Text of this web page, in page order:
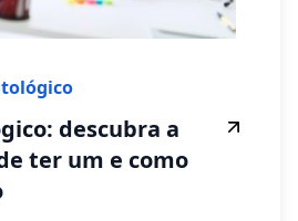
descubra a
ter um e como